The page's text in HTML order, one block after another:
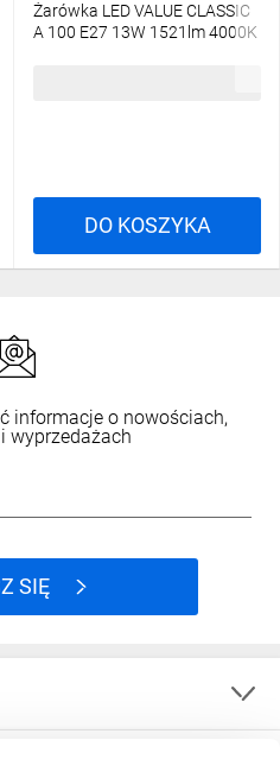
obsługa urządzenia
pogwarancyjny
została
aby pasować do
opraw. Dzięki
godzin
za prąd. To
osób, które cenią
produktów.
Smartlife E27 A70
Żarówka LED VALUE CLASSIC
A 100 E27 13W 1521lm 4000K
DO KOSZYKA
informacje o nowościach,
wyprzedażach
SIĘ